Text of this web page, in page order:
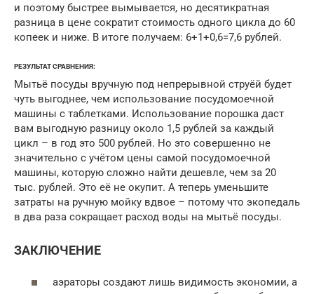
и поэтому быстрее вымывается, но десятикратная
разница в цене сократит стоимость одного цикла до 60
копеек и ниже. В итоге получаем: 6+1+0,6=7,6 рублей.
РЕЗУЛЬТАТ СРАВНЕНИЯ:
Мытьё посуды вручную под непрерывной струёй будет
чуть выгоднее, чем использование посудомоечной
машины с таблетками. Использование порошка даст
вам выгодную разницу около 1,5 рублей за каждый
цикл – в год это 500 рублей. Но это совершенно не
значительно с учётом цены самой посудомоечной
машины, которую сложно найти дешевле, чем за 20
тыс. рублей. Это её не окупит. А теперь уменьшите
затраты на ручную мойку вдвое – потому что экопедаль
в два раза сокращает расход воды на мытьё посуды.
ЗАКЛЮЧЕНИЕ
аэраторы создают лишь видимость экономии, а